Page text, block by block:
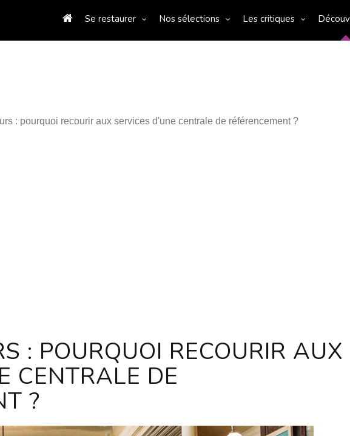
Se restaurer Nos sélections Les critiques
: pourquoi recourir aux services d'une centrale de référencement ?
: POURQUOI RECOURIR AUX
CENTRALE DE
?